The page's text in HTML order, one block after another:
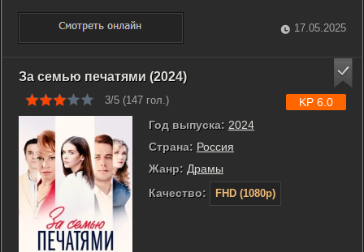
мужчинам тело, чувства, флирт и иллюзию любви. Кажется,
кроме красоты у них ничего нет. На самом же деле им
доступна тайная сила - чистота ...
17.05.2025
За семью печатями (2024)
3/5 (147 гол.)
Год выпуска: 2024
Страна: Россия
Жанр: Драмы
Качество:
FHD (1080p)
KP 6.0